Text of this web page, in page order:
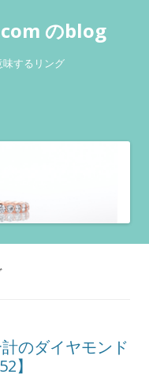
のblog
味するリング
のダイヤモンド
】